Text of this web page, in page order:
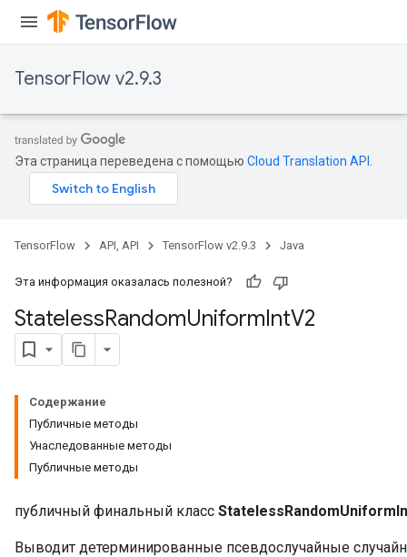
TensorFlow v2.9.3
Эта страница переведена с помощью Cloud Translation API
TensorFlow API, API TensorFlow v2.9.3 Java
Эта информация оказалась полезной?
StatelessRandomUniformIntV2
Содержание
Публичные методы
Унаследованные методы
Публичные методы
публичный финальный класс
Выводит детерминированные псевдослучайные